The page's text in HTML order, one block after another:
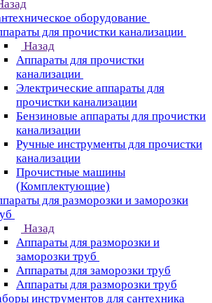
оборудование
для прочистки канализации
Назад
Аппараты для прочистки
канализации
Электрические аппараты для
прочистки канализации
Бензиновые аппараты для прочистки
канализации
Ручные инструменты для прочистки
канализации
Прочистные машины
(Комплектующие)
для разморозки и заморозки
Назад
Аппараты для разморозки и
заморозки труб
Аппараты для заморозки труб
Аппараты для разморозки труб
инструментов для сантехника